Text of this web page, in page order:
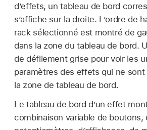
d’effets, un tableau de bord
s’affiche sur la droite. L’ordre de
rack sélectionné est montré de
dans la zone du tableau de bord.
de défilement grise pour voir les
paramètres des effets qui ne sont
la zone de tableau de bord.
Le tableau de bord d’un effet
combinaison variable de boutons,